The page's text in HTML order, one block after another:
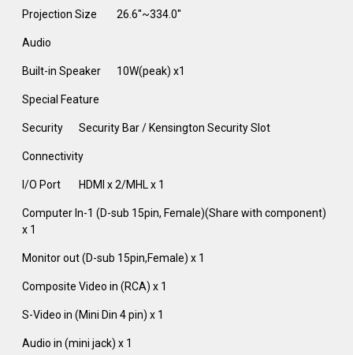
Projection Size 26.6''~334.0''
Audio
Built-in Speaker 10W(peak) x1
Special Feature
Security Security Bar / Kensington Security Slot
Connectivity
I/O Port HDMI x 2/MHL x 1
Computer In-1 (D-sub 15pin, Female)(Share with component)
x 1
Monitor out (D-sub 15pin,Female) x 1
Composite Video in (RCA) x 1
S-Video in (Mini Din 4 pin) x 1
Audio in (mini jack) x 1